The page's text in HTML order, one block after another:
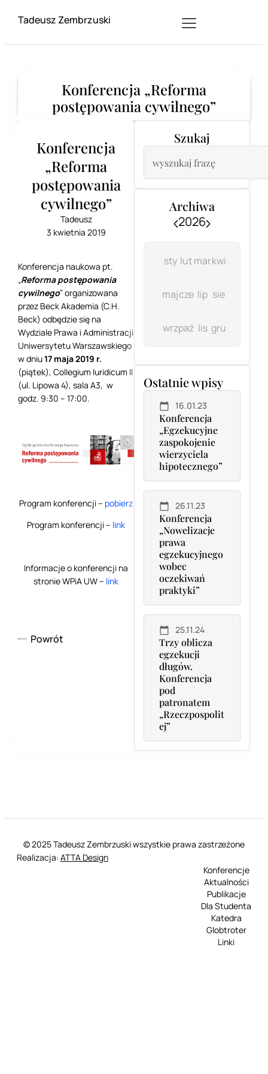
Tadeusz Zembrzuski
Konferencja „Reforma
postępowania cywilnego”
Konferencja
„Reforma
postępowania
cywilnego”
Tadeusz
3 kwietnia 2019
Konferencja naukowa pt.
„Reforma postępowania
cywilnego” organizowana
przez Beck Akademia (C.H.
Beck) odbędzie się na
Wydziale Prawa i Administracji
Uniwersytetu Warszawskiego
w dniu17 maja 2019 r.
(piątek), Collegium Iuridicum II
(ul. Lipowa 4), sala A3, w
godz. 9:30 – 17:00.
Program konferencji – pobierz
Program konferencji – link
Informacje o konferencji na
stronie WPiA UW – link
Powrót
Szukaj
Archiwa
2026
sty lutmarkwi
majcze lip sie
wrzpaź lis gru
Ostatnie wpisy
16.01.23
Konferencja
„Egzekucyjne
zaspokojenie
wierzyciela
hipotecznego”
26.11.23
Konferencja
„Nowelizacje
prawa
egzekucyjnego
wobec
oczekiwań
praktyki”
25.11.24
Trzy oblicza
egzekucji
długów.
Konferencja
pod
patronatem
„Rzeczpospolit
ej”
© 2025 Tadeusz Zembrzuski wszystkie prawa zastrzeżone
Realizacja: ATTA Design
Konferencje
Aktualności
Publikacje
Dla Studenta
Katedra
Globtroter
Linki